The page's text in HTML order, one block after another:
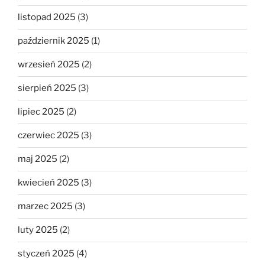
listopad 2025 (3)
październik 2025 (1)
wrzesień 2025 (2)
sierpień 2025 (3)
lipiec 2025 (2)
czerwiec 2025 (3)
maj 2025 (2)
kwiecień 2025 (3)
marzec 2025 (3)
luty 2025 (2)
styczeń 2025 (4)